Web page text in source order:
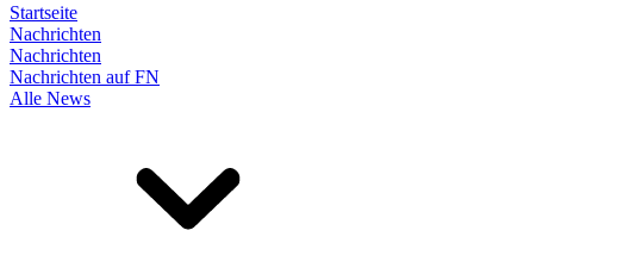
Startseite
Nachrichten
Nachrichten
Nachrichten auf FN
Alle News